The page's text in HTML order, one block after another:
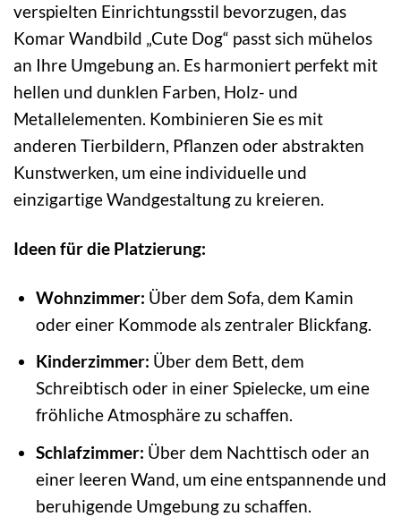
verspielten Einrichtungsstil bevorzugen, das
Komar Wandbild „Cute Dog“ passt sich mühelos
an Ihre Umgebung an. Es harmoniert perfekt mit
hellen und dunklen Farben, Holz- und
Metallelementen. Kombinieren Sie es mit
anderen Tierbildern, Pflanzen oder abstrakten
Kunstwerken, um eine individuelle und
einzigartige Wandgestaltung zu kreieren.
Ideen für die Platzierung:
Wohnzimmer: Über dem Sofa, dem Kamin
oder einer Kommode als zentraler Blickfang.
Kinderzimmer: Über dem Bett, dem
Schreibtisch oder in einer Spielecke, um eine
fröhliche Atmosphäre zu schaffen.
Schlafzimmer: Über dem Nachttisch oder an
einer leeren Wand, um eine entspannende und
beruhigende Umgebung zu schaffen.